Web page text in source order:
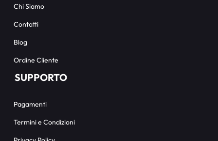
Chi Siamo
Contatti
Blog
Ordine Cliente
SUPPORTO
Pagamenti
Termini e Condizioni